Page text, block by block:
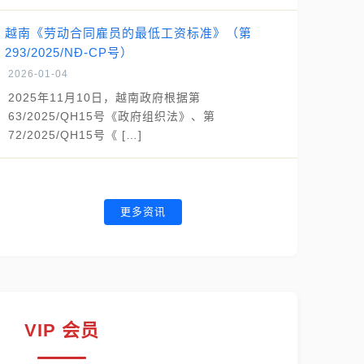
越南《劳动合同雇员的最低工资标准》（第
293/2025/NĐ-CP号）
2026-01-04
2025年11月10日，越南政府根据第
63/2025/QH15号《政府组织法》、第
72/2025/QH15号《 […]
更多资讯
VIP 会员